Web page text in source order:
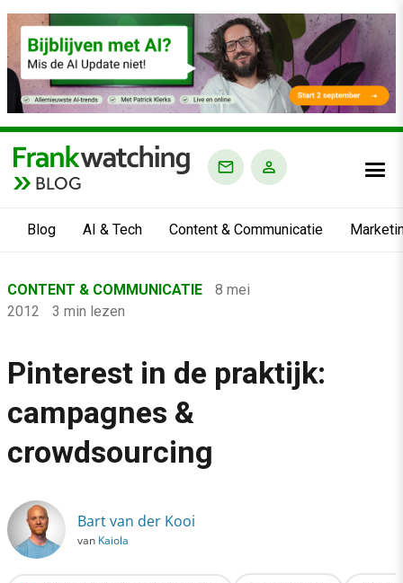
BLOG
Blog AI & Tech Content & Communicatie
›
Content & Communicatie
›
Pinterest in de praktijk: campagnes & crowdsourcing
CONTENT & COMMUNICATIE
8 mei
2012
3 min lezen
Pinterest in de praktijk:
campagnes &
crowdsourcing
Bart van der Kooi
van Kaiola